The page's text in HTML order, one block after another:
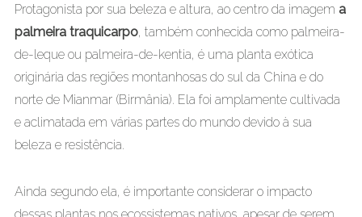
Protagonista por sua beleza e altura, ao centro da imagem a
palmeira traquicarpo, também conhecida como palmeira-
de-leque ou palmeira-de-kentia, é uma planta exótica
originária das regiões montanhosas do sul da China e do
norte de Mianmar (Birmânia). Ela foi amplamente cultivada
e aclimatada em várias partes do mundo devido à sua
beleza e resistência.
Ainda segundo ela, é importante considerar o impacto